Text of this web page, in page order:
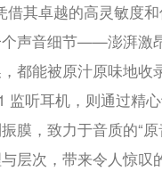
借其卓越的高灵敏度和
声音细节——澎湃激
都能被原汁原味地收
监听耳机，则通过精
膜，致力于音质的“原
层次，带来令人惊叹